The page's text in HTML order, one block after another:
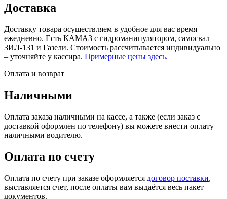
Доставка
Доставку товара осуществляем в удобное для вас время
ежедневно. Есть КАМАЗ с гидроманипулятором, самосвал
ЗИЛ-131 и Газели. Стоимость рассчитывается индивидуально
– уточняйте у кассира. Примерные цены здесь.
Оплата и возврат
Наличными
Оплата заказа наличными на кассе, а также (если заказ с
доставкой оформлен по телефону) вы можете внести оплату
наличными водителю.
Оплата по счету
Оплата по счету при заказе оформляется договор поставки,
выставляется счет, после оплаты вам выдаётся весь пакет
документов.